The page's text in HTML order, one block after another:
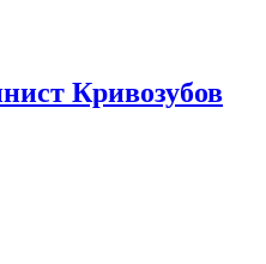
Кривозубов